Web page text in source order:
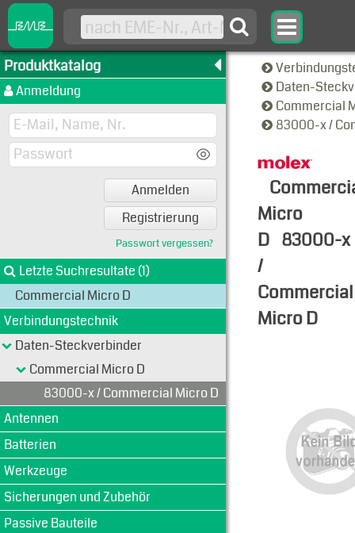
Produktkatalog
Anmeldung
Anmelden
Registrierung
Passwort vergessen?
Letzte Suchresultate (1)
Commercial Micro D
Verbindungstechnik
Daten-Steckverbinder
Commercial Micro D
83000-x / Commercial Micro D
Antennen
Batterien
Werkzeuge
Sicherungen und Zubehör
Passive Bauteile
Daten-
Commercial
83000-x /
Micro
D 83000-x
/
Commercial
Micro D